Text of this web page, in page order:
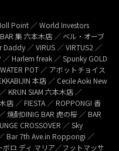
Point ／ World Investors
集 六本木店 ／ ベル・オーブ
／ VIRUS ／ VIRTUS2 ／
／ Harlem freak ／ Spunky GOLD
POT ／ アボットチョイス
本店 ／ Cecile Aoki New
KRUN SIAM 六本木店 ／
／ FIESTA ／ ROPPONGI 香
焼酎DINIG BAR 虎の桜 ／ BAR
CROSSOVER ／ Sky
Bar 7th Ave.in Roppongi ／
ロ ディ マリア／フットマッサ